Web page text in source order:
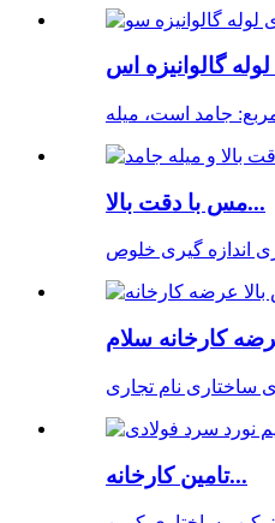
مس با دقت بالا...
تامین کارخانه...